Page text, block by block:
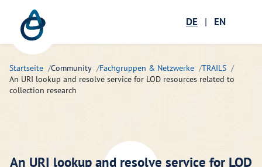
Zum Hauptinhalt springen
DE | EN
Startseite Community Fachgruppen & Netzwerke
TRAILS
An URI lookup and resolve service for LOD resources related to
collection research
An URI lookup and resolve service for LOD